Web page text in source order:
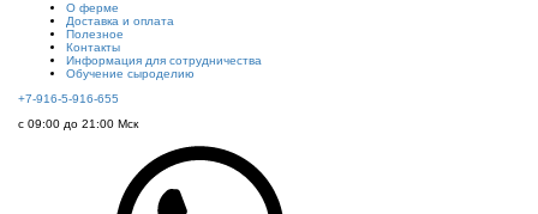
О ферме
Доставка и оплата
Полезное
Контакты
Информация для сотрудничества
Обучение сыроделию
+7-916-5-916-655
с 09:00 до 21:00 Мск